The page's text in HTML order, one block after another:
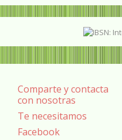
Comparte y contacta
con nosotras
Te necesitamos
Facebook